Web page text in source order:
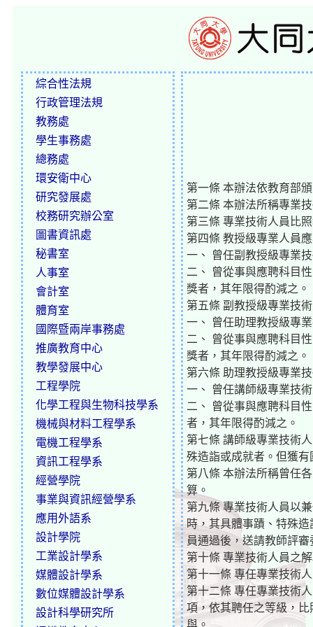
綜合性法規
行政管理法規
教務處
學生事務處
總務處
環安衛中心
研究發展處
校務研究辦公室
圖書資訊處
秘書室
人事室
會計室
體育室
國際暨兩岸事務處
推廣教育中心
教學發展中心
工程學院
化學工程與生物科技學系
機械與材料工程學系
電機工程學系
資訊工程學系
經營學院
事業與資訊經營學系
應用外語系
設計學院
工業設計學系
媒體設計學系
數位媒體設計學系
設計科學研究所
第一條 本辦法依教育部
第二條 本辦法所稱專業
第三條 專業技術人員比
第四條 教授級專業人員
一、 曾任副教授級專業
二、 曾從事與應聘科目
獎者，其年限得酌減之。
第五條 副教授級專業技
一、 曾任助理教授級專
二、 曾從事與應聘科目
獎者，其年限得酌減之。
第六條 助理教授級專業
一、 曾任講師級專業技
二、 曾從事與應聘科目
者，其年限得酌減之。
第七條 講師級專業技術
殊造詣或成就者。但獲
第八條 本辦法所稱曾任
算。
第九條 專業技術人員以
時，其具體事蹟、特殊
員通過後，送請教師評
第十條 專業技術人員之
第十一條 專任專業技術
第十二條 專任專業技術
項，依其聘任之等級，
與。